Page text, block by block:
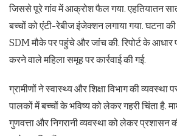
जिससे पूरे गांव में आक्रोश फैल गया. एहतियातन
बच्चों को एंटी-रेबीज इंजेक्शन लगाया गया. घटना की
SDM मौके पर पहुंचे और जांच की. रिपोर्ट के
करने वाले महिला समूह पर कार्रवाई की गई.
ग्रामीणों ने स्वास्थ्य और शिक्षा विभाग की व्यवस्था
पालकों में बच्चों के भविष्य को लेकर गहरी चिंता है.
गुणवत्ता और निगरानी व्यवस्था को लेकर प्रशासन